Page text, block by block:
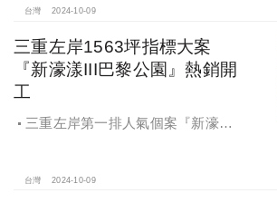
百萬的交易行情
台灣 2024-10-09
三重左岸1563坪指標大案
『新濠漾III巴黎公園』熱銷開
工
三重左岸第一排人氣個案『新濠漾III
台灣 2024-10-09